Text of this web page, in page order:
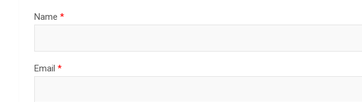
Name *
Email *